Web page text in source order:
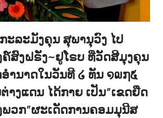
ະລະມັງຄຸນ ສຸພານຸວົງ ໄປ
ຄ໌ສົງຝຣັ່ງ~ຢູໂຣບ ທີ່ວັດສີມຸງຄຸນ
ຳນາດໃນວັນທີ ໒ ທັນ ໑໙໗໕
າງແດນ ໄດ້ກາຍ ເປັນ”ເຂດຍືດ
ພວກ”ຜະເດັດການຄອມມຸນີສ